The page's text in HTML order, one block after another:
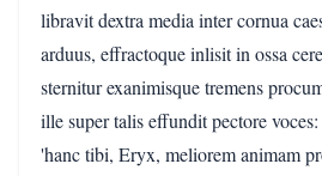
libravit dextra media inter cornua
arduus, effractoque inlisit in ossa
sternitur exanimisque tremens
ille super talis effundit pectore voces:
'hanc tibi, Eryx, meliorem animam